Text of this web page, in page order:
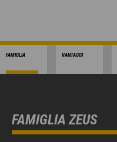
FAMIGLIA VANTAGGI
FAMIGLIA ZEUS